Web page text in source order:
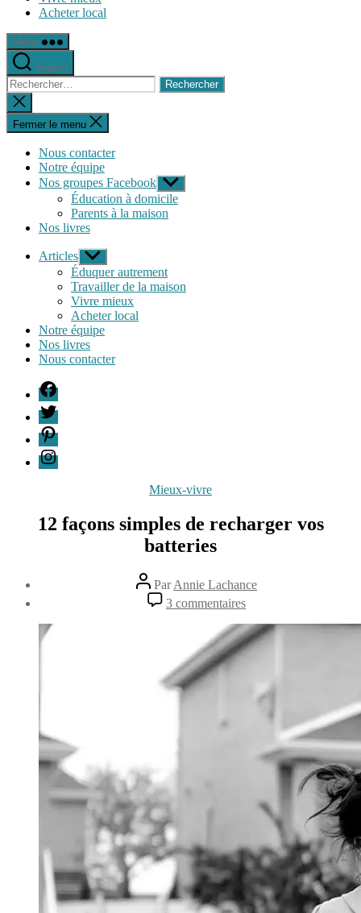
Acheter local
Menu
Search
Rechercher :
Fermer
la
recherche
Fermer le menu
Nous contacter
Notre équipe
Nos groupes Facebook Afficher
le
sous-
menu
Éducation à domicile
Parents à la maison
Nos livres
Articles Afficher
le
sous-
menu
Éduquer autrement
Travailler de la maison
Vivre mieux
Acheter local
Notre équipe
Nos livres
Nous contacter
F
T
P
I
Catégories
Mieux-vivre
12 façons simples de recharger vos
batteries
Auteur
de
l’article
ParAnnie Lachance
l’article
février
3 commentaires
12
façons
simples
de
batteries